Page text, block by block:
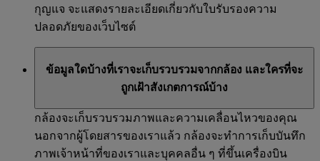
กุญแจ จะแสดงรายละเอียดเกี่ยวกับใบรับรองความ
ปลอดภัยของเว็บไซต์
ข้อมูลใดบ้างที่เราจะเก็บรวบรวมจากกล้อง และใครที่จะ
ถูกเฝ้าสังเกตการณ์บ้าง
กล้องจะเก็บรวบรวมภาพและความเคลื่อนไหวของคุณ
นอกจากผู้โดยสารของเราแล้ว กล้องจะทำการเก็บบันทึก
ภาพเจ้าหน้าที่ของเราและบุคคลอื่น ๆ ที่ขึ้นเครื่องบิน